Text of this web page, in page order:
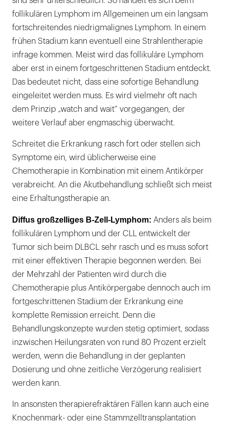
follikulären Lymphom im Allgemeinen um ein langsam
fortschreitendes niedrigmalignes Lymphom. In einem
frühen Stadium kann eventuell eine Strahlentherapie
infrage kommen. Meist wird das follikuläre Lymphom
aber erst in einem fortgeschrittenen Stadium entdeckt.
Das bedeutet nicht, dass eine sofortige Behandlung
eingeleitet werden muss. Es wird vielmehr oft nach
dem Prinzip „watch and wait“ vorgegangen, der
weitere Verlauf aber engmaschig überwacht.
Schreitet die Erkrankung rasch fort oder stellen sich
Symptome ein, wird üblicherweise eine
Chemotherapie in Kombination mit einem Antikörper
verabreicht. An die Akutbehandlung schließt sich meist
eine Erhaltungstherapie an.
Diffus großzelliges B-Zell-Lymphom: Anders als beim
follikulären Lymphom und der CLL entwickelt der
Tumor sich beim DLBCL sehr rasch und es muss sofort
mit einer effektiven Therapie begonnen werden. Bei
der Mehrzahl der Patienten wird durch die
Chemotherapie plus Antikörpergabe dennoch auch im
fortgeschrittenen Stadium der Erkrankung eine
komplette Remission erreicht. Denn die
Behandlungskonzepte wurden stetig optimiert, sodass
inzwischen Heilungsraten von rund 80 Prozent erzielt
werden, wenn die Behandlung in der geplanten
Dosierung und ohne zeitliche Verzögerung realisiert
werden kann.
In ansonsten therapierefraktären Fällen kann auch eine
Knochenmark- oder eine Stammzelltransplantation